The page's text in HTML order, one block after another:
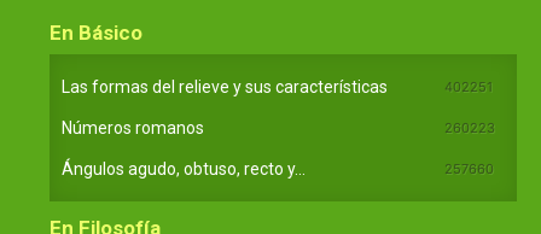
En Básico
Las formas del relieve y sus características 402251
Números romanos 260223
Ángulos agudo, obtuso, recto y... 257660
En Filosofía